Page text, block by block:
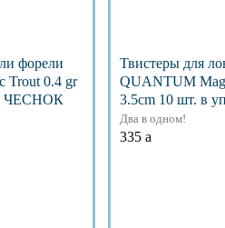
форели
Trout 0.4 gr
ЧЕСНОК
Твистеры для
QUANTUM
3.5cm 10 шт. в
Два в одном!
335 a